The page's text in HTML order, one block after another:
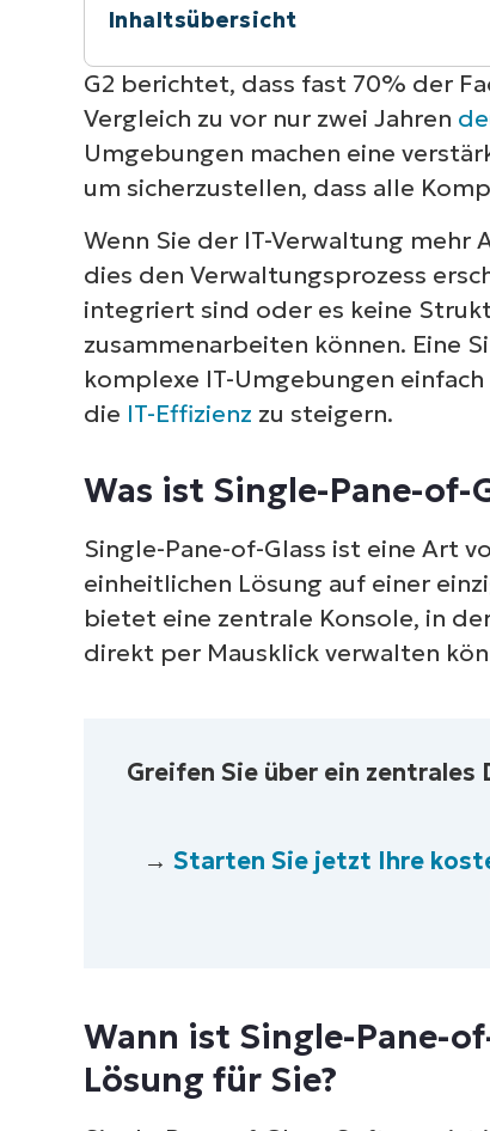
Inhaltsübersicht
Kurzüberblick
Was ist Single-Pane-of-Glass-
Wann ist Single-Pane-of-Glass-
6 Vorteile von Single-Pane-of-
Verbessern Sie den IT-Betrieb mit
G2 berichtet, dass fast 70% der
Vergleich zu vor nur zwei Jahren
Umgebungen machen eine
um sicherzustellen, dass alle
Wenn Sie der IT-Verwaltung mehr
dies den Verwaltungsprozess
integriert sind oder es keine
zusammenarbeiten können. Eine
komplexe IT-Umgebungen
die IT-Effizienz zu steigern.
Was ist Single-Pane-of-
Single-Pane-of-Glass ist eine Art
einheitlichen Lösung auf einer
bietet eine zentrale Konsole, in
direkt per Mausklick verwalten
Greifen Sie über ein zentrales
→ Starten Sie jetzt Ihre
Wann ist Single-Pane-
Lösung für Sie?